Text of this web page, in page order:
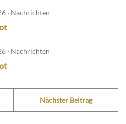
· Nachrichten
· Nachrichten
Nächster Beitrag